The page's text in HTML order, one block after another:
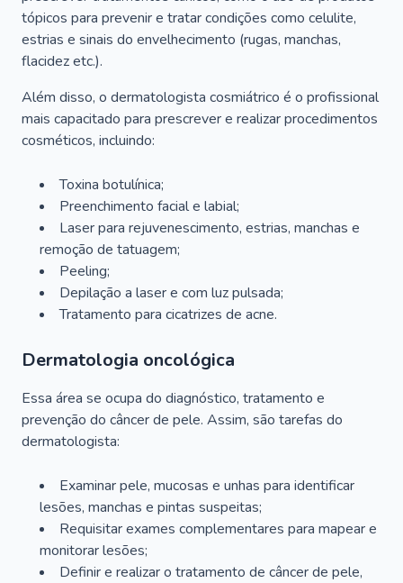
tópicos para prevenir e tratar condições como celulite,
estrias e sinais do envelhecimento (rugas, manchas,
flacidez etc.).
Além disso, o dermatologista cosmiátrico é o profissional
mais capacitado para prescrever e realizar procedimentos
cosméticos, incluindo:
Toxina botulínica;
Preenchimento facial e labial;
Laser para rejuvenescimento, estrias, manchas e
remoção de tatuagem;
Peeling;
Depilação a laser e com luz pulsada;
Tratamento para cicatrizes de acne.
Dermatologia oncológica
Essa área se ocupa do diagnóstico, tratamento e
prevenção do câncer de pele. Assim, são tarefas do
dermatologista:
Examinar pele, mucosas e unhas para identificar
lesões, manchas e pintas suspeitas;
Requisitar exames complementares para mapear e
monitorar lesões;
Definir e realizar o tratamento de câncer de pele,